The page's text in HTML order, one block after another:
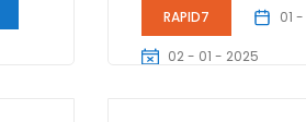
RAPID7 01
02 - 01 - 2025